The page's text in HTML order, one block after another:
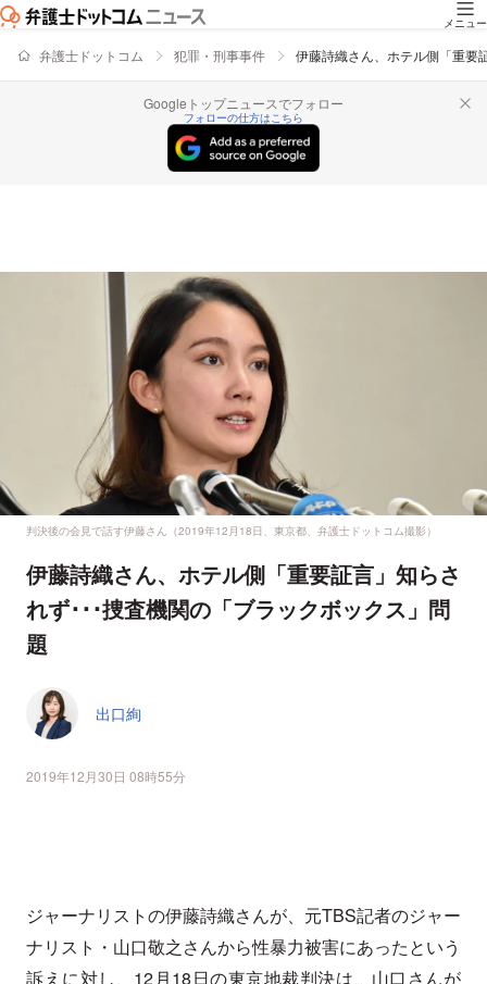
メニュー
弁護士ドットコム 犯罪・刑事事件 伊藤詩織さん、ホテル側「重要
Googleトップニュースでフォロー
フォローの仕方はこちら
判決後の会見で話す伊藤さん（2019年12月18日、東京都、弁護士ドットコム撮影）
伊藤詩織さん、ホテル側「重要証言」知らさ
れず･･･捜査機関の「ブラックボックス」問
題
出口絢
2019年12月30日 08時55分
ジャーナリストの伊藤詩織さんが、元TBS記者のジャー
ナリスト・山口敬之さんから性暴力被害にあったという
訴えに対し、12月18日の東京地裁判決は、山口さんが